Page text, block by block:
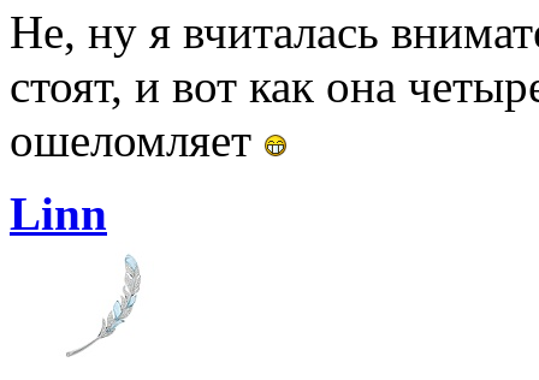
Не, ну я вчиталась
стоят, и вот как она
ошеломляет
Linn